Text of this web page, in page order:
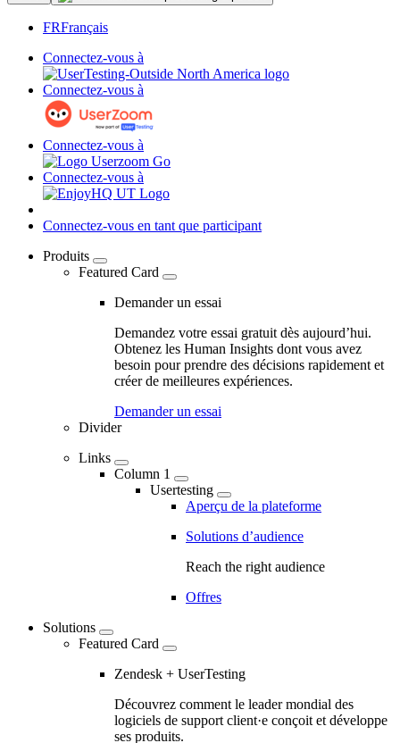
Language
FRFrançais
Connectez-vous à
Connectez-vous à
Connectez-vous à
Connectez-vous à
Connectez-vous en tant que participant
navigation
Produits
Featured Card
Demander un essai
Demandez votre essai gratuit dès aujourd’hui.
Obtenez les Human Insights dont vous avez
besoin pour prendre des décisions rapidement et
créer de meilleures expériences.
Demander un essai
Divider
Links
Column 1
Usertesting
Aperçu de la plateforme
Solutions d’audience
Reach the right audience
Offres
Solutions
Featured Card
Zendesk + UserTesting
Découvrez comment le leader mondial des
logiciels de support client·e conçoit et développe
ses produits.